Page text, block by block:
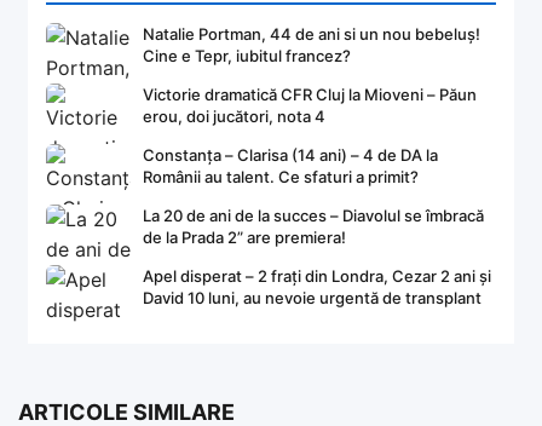
Natalie Portman, 44 de ani si un nou bebeluș!
Cine e Tepr, iubitul francez?
Victorie dramatică CFR Cluj la Mioveni – Păun
erou, doi jucători, nota 4
Constanța – Clarisa (14 ani) – 4 de DA la
Românii au talent. Ce sfaturi a primit?
La 20 de ani de la succes – Diavolul se îmbracă
de la Prada 2” are premiera!
Apel disperat – 2 frați din Londra, Cezar 2 ani și
David 10 luni, au nevoie urgentă de transplant
ARTICOLE SIMILARE